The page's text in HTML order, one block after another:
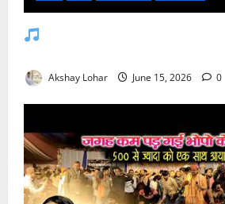
Akshay Lohar June 15, 2026 0